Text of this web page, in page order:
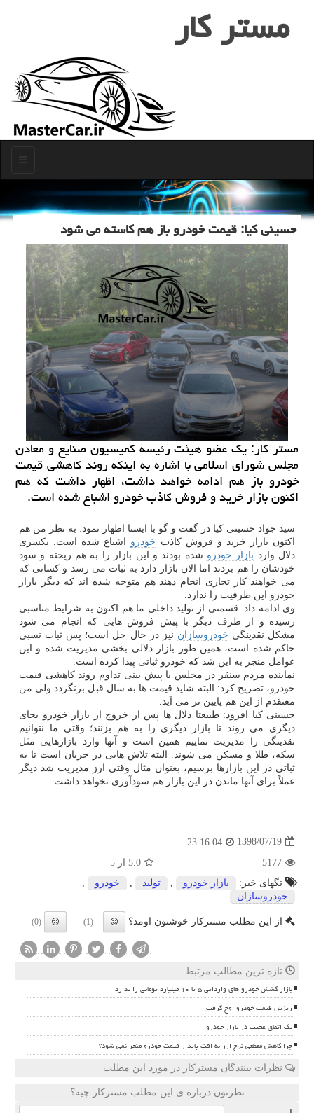
مستر كار
حسینی كیا: قیمت خودرو باز هم كاسته می شود
مستر كار: یك عضو هیئت رئیسه كمیسیون صنایع و معادن
مجلس شورای اسلامی با اشاره به اینكه روند كاهشی قیمت
خودرو باز هم ادامه خواهد داشت، اظهار داشت كه هم
اكنون بازار خرید و فروش كاذب خودرو اشباع شده است.
سید جواد حسینی كیا در گفت و گو با ایسنا اظهار نمود: به نظر من هم
اكنون بازار خرید و فروش كاذب خودرو اشباع شده است. یكسری
دلال وارد بازار خودرو شده بودند و این بازار را به هم ریخته و سود
خودشان را هم بردند اما الان بازار دارد به ثبات می رسد و كسانی كه
می خواهند كار تجاری انجام دهند هم متوجه شده اند كه دیگر بازار
خودرو این ظرفیت را ندارد.
وی ادامه داد: قسمتی از تولید داخلی ما هم اكنون به شرایط مناسبی
رسیده و از طرف دیگر با پیش فروش هایی كه انجام می شود
مشكل نقدینگی خودروسازان نیز در حال حل است؛ پس ثبات نسبی
حاكم شده است، همین طور بازار دلالی بخشی مدیریت شده و این
عوامل منجر به این شد كه خودرو ثباتی پیدا كرده است.
نماینده مردم سنقر در مجلس با پیش بینی تداوم روند كاهشی قیمت
خودرو، تصریح كرد: البته شاید قیمت ها به سال قبل برنگردد ولی من
معتقدم از این هم پایین تر می آید.
حسینی كیا افزود: طبیعتا دلال ها پس از خروج از بازار خودرو بجای
دیگری می روند تا بازار دیگری را به هم بزنند؛ وقتی ما نتوانیم
نقدینگی را مدیریت نماییم همین است و آنها وارد بازارهایی مثل
سكه، طلا و مسكن می شوند. البته تلاش هایی در جریان است تا به
ثباتی در این بازارها برسیم، بعنوان مثال وقتی ارز مدیریت شد دیگر
عملاً برای آنها ماندن در این بازار هم سودآوری نخواهد داشت.
1398/07/19
23:16:04
5177
5.0 از 5
تگهای خبر:
بازار خودرو تولید خودرو
خودروسازان
از این مطلب مسترکار خوشتون اومد؟ (1)
(0)
تازه ترین مطالب مرتبط
بازار کشش خودرو های وارداتی ۵ تا ۱۰ میلیارد تومانی را ندارد
ریزش قیمت خودرو اوج گرفت
بک اتفاق عجیب در بازار خودرو
چرا کاهش مقطعی نرخ ارز به افت پایدار قیمت خودرو منجر نمی شود؟
نظرات بینندگان مسترکار در مورد این مطلب
نظرتون درباره ی این مطلب مسترکار چیه؟